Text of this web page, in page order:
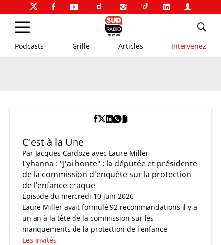
Podcasts Grille Articles Intervenez
C'est à la Une
Par Jacques Cardoze avec Laure Miller
Lyhanna : "J'ai honte" : la députée et présidente
de la commission d'enquête sur la protection
de l'enfance craque
Épisode du mercredi 10 juin 2026
Laure Miller avait formulé 92 recommandations il y a
un an à la tête de la commission sur les
manquements de la protection de l'enfance
Les invités